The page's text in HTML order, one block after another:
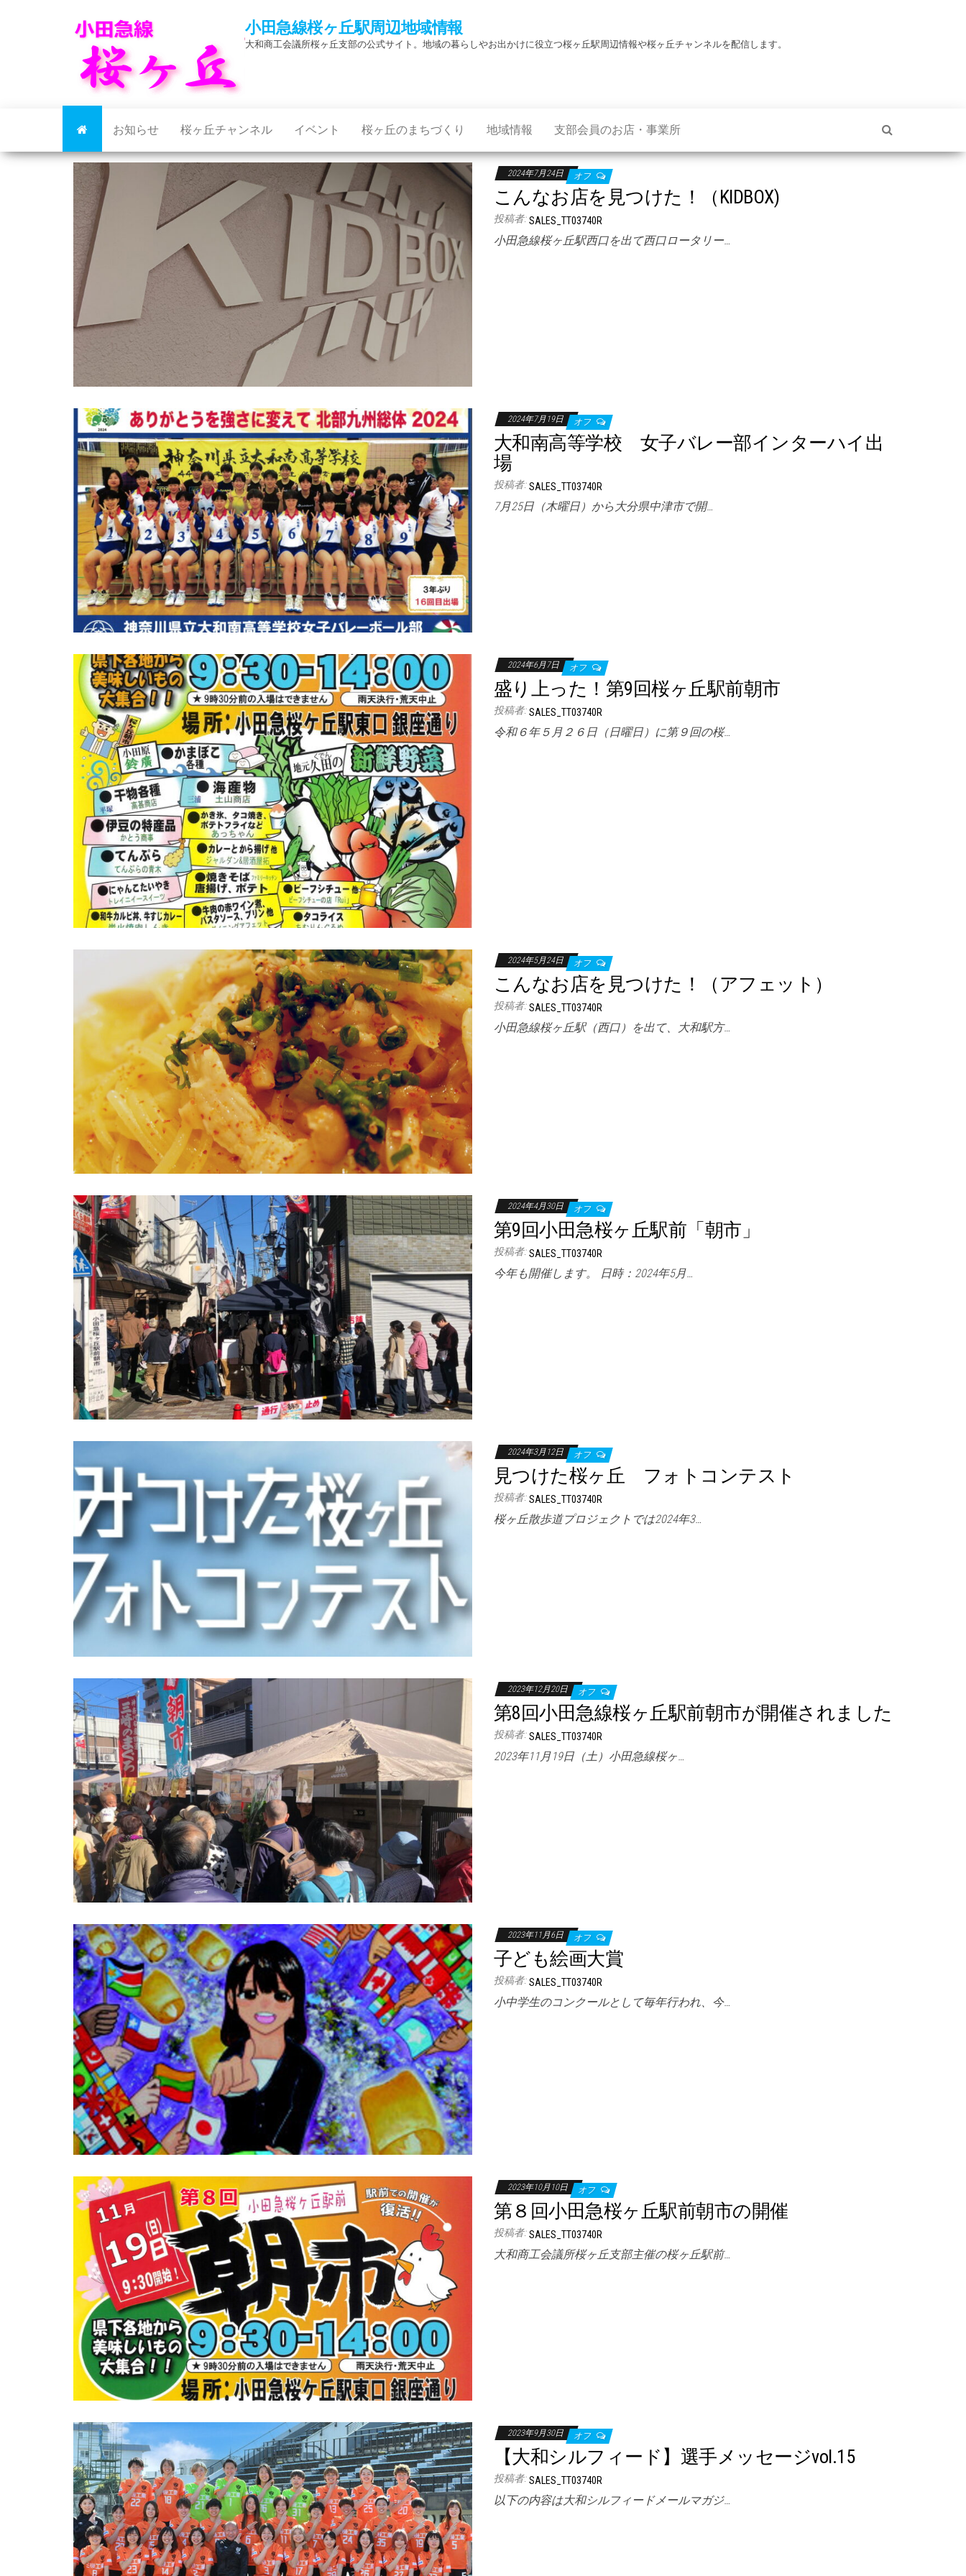
小田急線桜ヶ丘駅周辺地域情報
大和商工会議所桜ヶ丘支部の公式サイト。地域の暮らしやお出かけに役立つ桜ヶ丘駅周辺情報や桜ヶ丘チャンネルを配信します。
お知らせ 桜ヶ丘チャンネル イベント 桜ヶ丘のまちづくり 地域情報 支部会員のお店・事業所
2024年7月24日 オフ
こんなお店を見つけた！（KIDBOX)
投稿者: SALES_TT03740R
小田急線桜ヶ丘駅西口を出て西口ロータリー…
2024年7月19日 オフ
大和南高等学校 女子バレー部インターハイ出
場
投稿者: SALES_TT03740R
7月25日（木曜日）から大分県中津市で開…
2024年6月7日 オフ
盛り上った！第9回桜ヶ丘駅前朝市
投稿者: SALES_TT03740R
令和６年５月２６日（日曜日）に第９回の桜…
2024年5月24日 オフ
こんなお店を見つけた！（アフェット）
投稿者: SALES_TT03740R
小田急線桜ヶ丘駅（西口）を出て、大和駅方…
2024年4月30日 オフ
第9回小田急桜ヶ丘駅前「朝市」
投稿者: SALES_TT03740R
今年も開催します。 日時：2024年5月…
2024年3月12日 オフ
見つけた桜ヶ丘 フォトコンテスト
投稿者: SALES_TT03740R
桜ヶ丘散歩道プロジェクトでは2024年3…
2023年12月20日 オフ
第8回小田急線桜ヶ丘駅前朝市が開催されました
投稿者: SALES_TT03740R
2023年11月19日（土）小田急線桜ヶ…
2023年11月6日 オフ
子ども絵画大賞
投稿者: SALES_TT03740R
小中学生のコンクールとして毎年行われ、今…
2023年10月10日 オフ
第８回小田急桜ヶ丘駅前朝市の開催
投稿者: SALES_TT03740R
大和商工会議所桜ヶ丘支部主催の桜ヶ丘駅前…
2023年9月30日 オフ
【大和シルフィード】選手メッセージvol.15
投稿者: SALES_TT03740R
以下の内容は大和シルフィードメールマガジ…